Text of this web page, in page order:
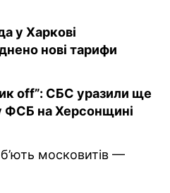
у Харкові
нові тарифи
off”: СБС уразили ще
ФСБ на Херсонщині
московитів —